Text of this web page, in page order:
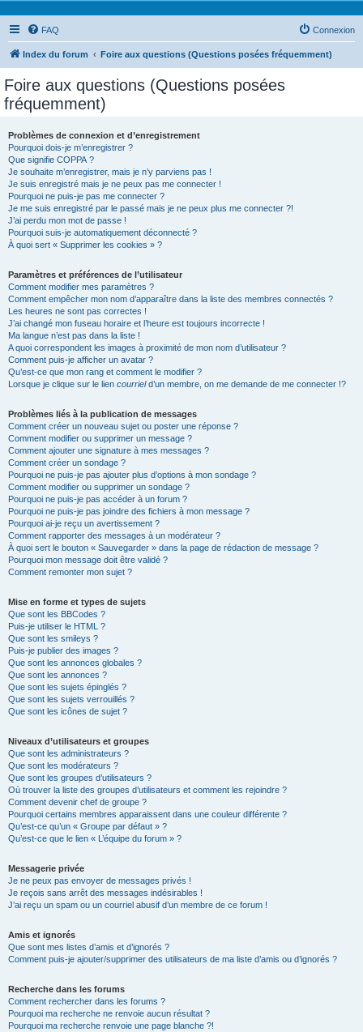
FAQ Connexion
Index du forum Foire aux questions (Questions posées fréquemment)
Foire aux questions (Questions posées
fréquemment)
Problèmes de connexion et d’enregistrement
Pourquoi dois-je m’enregistrer ?
Que signifie COPPA ?
Je souhaite m’enregistrer, mais je n’y parviens pas !
Je suis enregistré mais je ne peux pas me connecter !
Pourquoi ne puis-je pas me connecter ?
Je me suis enregistré par le passé mais je ne peux plus me connecter ?!
J’ai perdu mon mot de passe !
Pourquoi suis-je automatiquement déconnecté ?
À quoi sert « Supprimer les cookies » ?
Paramètres et préférences de l’utilisateur
Comment modifier mes paramètres ?
Comment empêcher mon nom d’apparaître dans la liste des membres connectés ?
Les heures ne sont pas correctes !
J’ai changé mon fuseau horaire et l’heure est toujours incorrecte !
Ma langue n’est pas dans la liste !
A quoi correspondent les images à proximité de mon nom d’utilisateur ?
Comment puis-je afficher un avatar ?
Qu’est-ce que mon rang et comment le modifier ?
Lorsque je clique sur le lien courrield’un membre, on me demande de me connecter !?
Problèmes liés à la publication de messages
Comment créer un nouveau sujet ou poster une réponse ?
Comment modifier ou supprimer un message ?
Comment ajouter une signature à mes messages ?
Comment créer un sondage ?
Pourquoi ne puis-je pas ajouter plus d’options à mon sondage ?
Comment modifier ou supprimer un sondage ?
Pourquoi ne puis-je pas accéder à un forum ?
Pourquoi ne puis-je pas joindre des fichiers à mon message ?
Pourquoi ai-je reçu un avertissement ?
Comment rapporter des messages à un modérateur ?
À quoi sert le bouton « Sauvegarder » dans la page de rédaction de message ?
Pourquoi mon message doit être validé ?
Comment remonter mon sujet ?
Mise en forme et types de sujets
Que sont les BBCodes ?
Puis-je utiliser le HTML ?
Que sont les smileys ?
Puis-je publier des images ?
Que sont les annonces globales ?
Que sont les annonces ?
Que sont les sujets épinglés ?
Que sont les sujets verrouillés ?
Que sont les icônes de sujet ?
Niveaux d’utilisateurs et groupes
Que sont les administrateurs ?
Que sont les modérateurs ?
Que sont les groupes d’utilisateurs ?
Où trouver la liste des groupes d’utilisateurs et comment les rejoindre ?
Comment devenir chef de groupe ?
Pourquoi certains membres apparaissent dans une couleur différente ?
Qu’est-ce qu’un « Groupe par défaut » ?
Qu’est-ce que le lien « L’équipe du forum » ?
Messagerie privée
Je ne peux pas envoyer de messages privés !
Je reçois sans arrêt des messages indésirables !
J’ai reçu un spam ou un courriel abusif d’un membre de ce forum !
Amis et ignorés
Que sont mes listes d’amis et d’ignorés ?
Comment puis-je ajouter/supprimer des utilisateurs de ma liste d’amis ou d’ignorés ?
Recherche dans les forums
Comment rechercher dans les forums ?
Pourquoi ma recherche ne renvoie aucun résultat ?
Pourquoi ma recherche renvoie une page blanche ?!